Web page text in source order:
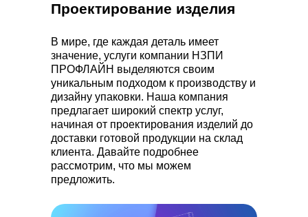
Проектирование изделия
В мире, где каждая деталь имеет
значение, услуги компании НЗПИ
ПРОФЛАЙН выделяются своим
уникальным подходом к производству и
дизайну упаковки. Наша компания
предлагает широкий спектр услуг,
начиная от проектирования изделий до
доставки готовой продукции на склад
клиента. Давайте подробнее
рассмотрим, что мы можем
предложить.